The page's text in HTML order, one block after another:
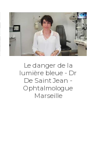
Le danger de la
lumière bleue - Dr
De Saint Jean -
Ophtalmologue
Marseille